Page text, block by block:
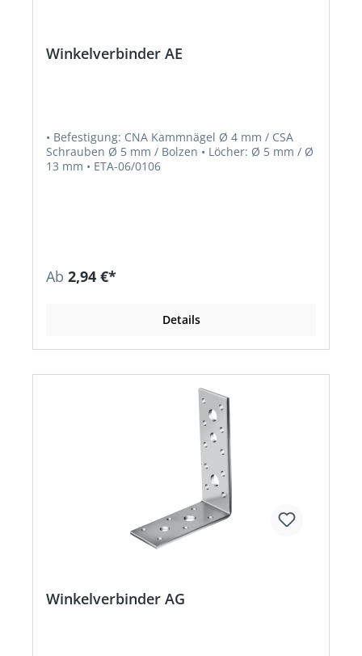
Winkelverbinder AE
• Befestigung: CNA Kammnägel Ø 4 mm / CSA
Schrauben Ø 5 mm / Bolzen • Löcher: Ø 5 mm / Ø
13 mm • ETA-06/0106
Ab 2,94 €*
Details
Winkelverbinder AG